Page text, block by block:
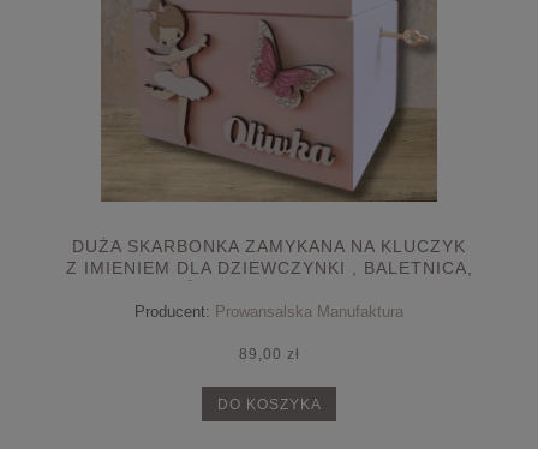
DUŻA SKARBONKA ZAMYKANA NA KLUCZYK
Z IMIENIEM DLA DZIEWCZYNKI , BALETNICA,
Producent: Prowansalska Manufaktura
89,00 zł
DO KOSZYKA